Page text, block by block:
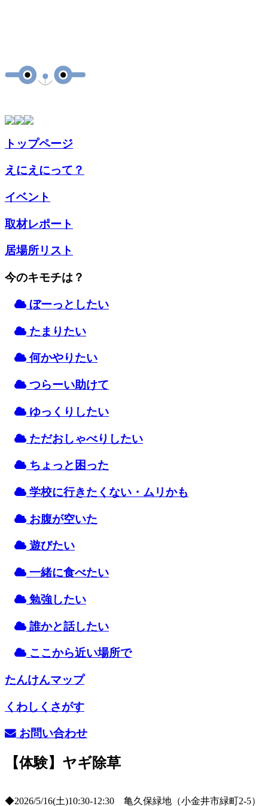
トップページ
えにえにって？
イベント
取材レポート
居場所リスト
今のキモチは？
ぼーっとしたい
たまりたい
何かやりたい
つらーい助けて
ゆっくりしたい
ただおしゃべりしたい
ちょっと 困 った
学校に行きたくない・ムリかも
お腹が空いた
遊びたい
一緒に食べたい
勉強したい
誰かと話したい
ここから近い場所で
たんけんマップ
くわしくさがす
お問い合わせ
【体験】ヤギ除草
◆2026/5/16(土)10:30-12:30 亀久保緑地（小金井市緑町2-5）